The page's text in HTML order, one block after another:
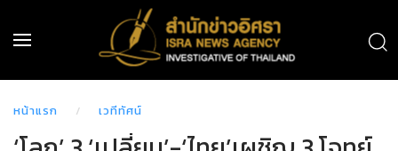
หน้าแรก เวทีทัศน์